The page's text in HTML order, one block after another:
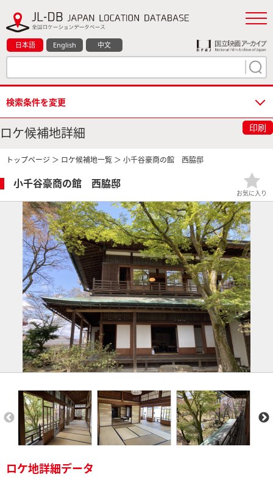
日本語 English 中文
検索条件を変更
ロケ候補地詳細 印刷
トップページ ＞ ロケ候補地一覧 ＞ 小千谷豪商の館 西脇邸
小千谷豪商の館 西脇邸
お気に入り
ロケ地詳細データ